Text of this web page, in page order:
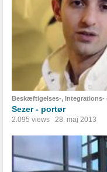
Beskæftigelses-, Integrations-
Sezer - portør
2.095 views 28. maj 2013